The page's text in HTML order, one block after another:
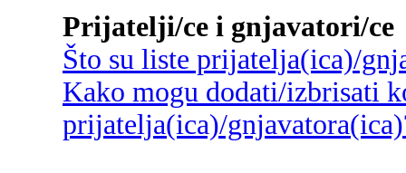
Prijatelji/ce i gnjavatori/ce
Što su liste prijatelja(ica)/
Kako mogu dodati/izbrisati
prijatelja(ica)/